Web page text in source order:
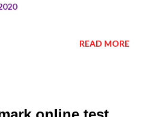
READ MORE